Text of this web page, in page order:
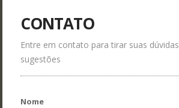
CONTATO
Entre em contato para tirar suas
sugestões
Nome